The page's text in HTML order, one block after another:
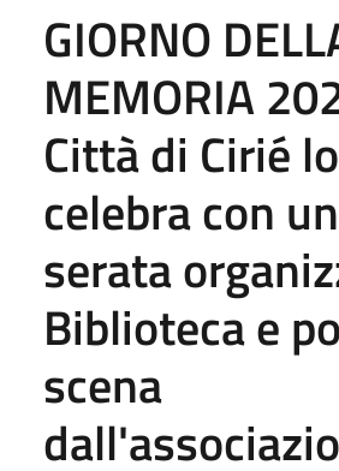
GIORNO
MEMORIA
Città di Cirié lo
celebra con
serata
Biblioteca e
scena